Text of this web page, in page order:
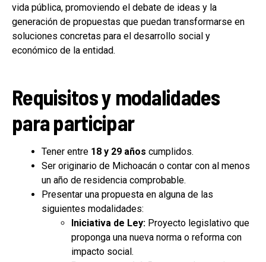
vida pública, promoviendo el debate de ideas y la
generación de propuestas que puedan transformarse en
soluciones concretas para el desarrollo social y
económico de la entidad.
Requisitos y modalidades
para participar
Tener entre 18 y 29 años cumplidos.
Ser originario de Michoacán o contar con al menos
un año de residencia comprobable.
Presentar una propuesta en alguna de las
siguientes modalidades:
Iniciativa de Ley: Proyecto legislativo que
proponga una nueva norma o reforma con
impacto social.